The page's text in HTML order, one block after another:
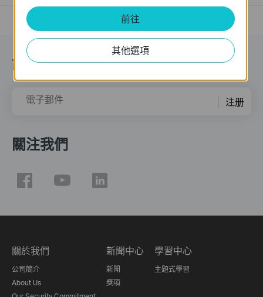
訂閱
電子郵件 注册
關注我們
關於我們
公司簡介
About Us
新聞中心
新聞
獎項
學習中心
主題式學習
前往
其他選項